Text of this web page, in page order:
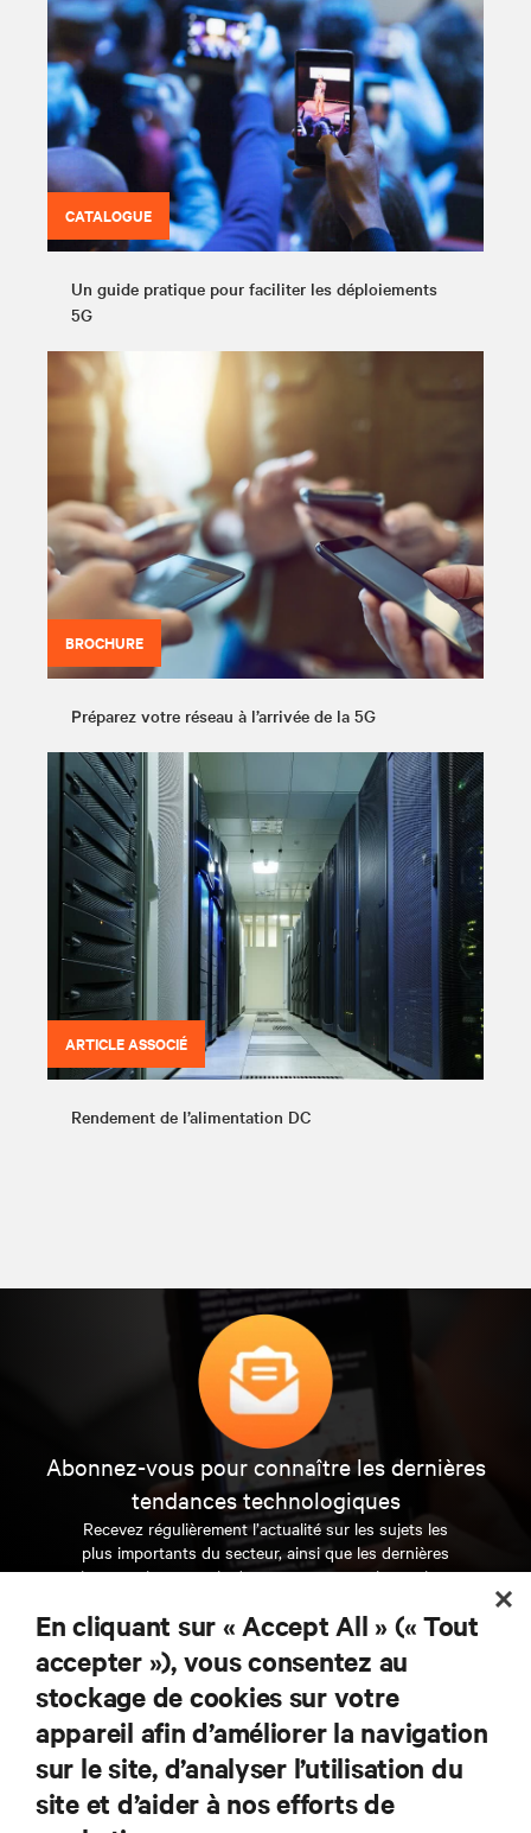
CATALOGUE
Un guide pratique pour faciliter les déploiements
5G
BROCHURE
Préparez votre réseau à l’arrivée de la 5G
ARTICLE ASSOCIÉ
Rendement de l’alimentation DC
Abonnez-vous pour connaître les dernières
tendances technologiques
Recevez régulièrement l’actualité sur les sujets les
plus importants du secteur, ainsi que les dernières
interventions et avis de nos experts sur la gestion,
et des infrastructures informatiques critiques.
S’INSCRIRE MAINTENANT
RESSOURCES
SUPPORT
En cliquant sur « Accept All » (« Tout
accepter »), vous consentez au
stockage de cookies sur votre
appareil afin d’améliorer la navigation
sur le site, d’analyser l’utilisation du
site et d’aider à nos efforts de